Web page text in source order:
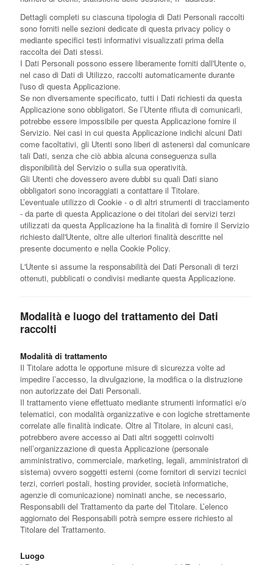
Dettagli completi su ciascuna tipologia di Dati Personali raccolti
sono forniti nelle sezioni dedicate di questa privacy policy o
mediante specifici testi informativi visualizzati prima della
raccolta dei Dati stessi.
I Dati Personali possono essere liberamente forniti dall'Utente o,
nel caso di Dati di Utilizzo, raccolti automaticamente durante
l'uso di questa Applicazione.
Se non diversamente specificato, tutti i Dati richiesti da questa
Applicazione sono obbligatori. Se l’Utente rifiuta di comunicarli,
potrebbe essere impossibile per questa Applicazione fornire il
Servizio. Nei casi in cui questa Applicazione indichi alcuni Dati
come facoltativi, gli Utenti sono liberi di astenersi dal comunicare
tali Dati, senza che ciò abbia alcuna conseguenza sulla
disponibilità del Servizio o sulla sua operatività.
Gli Utenti che dovessero avere dubbi su quali Dati siano
obbligatori sono incoraggiati a contattare il Titolare.
L’eventuale utilizzo di Cookie - o di altri strumenti di tracciamento
- da parte di questa Applicazione o dei titolari dei servizi terzi
utilizzati da questa Applicazione ha la finalità di fornire il Servizio
richiesto dall'Utente, oltre alle ulteriori finalità descritte nel
presente documento e nella Cookie Policy.
L'Utente si assume la responsabilità dei Dati Personali di terzi
ottenuti, pubblicati o condivisi mediante questa Applicazione.
Modalità e luogo del trattamento dei Dati
raccolti
Modalità di trattamento
Il Titolare adotta le opportune misure di sicurezza volte ad
impedire l’accesso, la divulgazione, la modifica o la distruzione
non autorizzate dei Dati Personali.
Il trattamento viene effettuato mediante strumenti informatici e/o
telematici, con modalità organizzative e con logiche strettamente
correlate alle finalità indicate. Oltre al Titolare, in alcuni casi,
potrebbero avere accesso ai Dati altri soggetti coinvolti
nell’organizzazione di questa Applicazione (personale
amministrativo, commerciale, marketing, legali, amministratori di
sistema) ovvero soggetti esterni (come fornitori di servizi tecnici
terzi, corrieri postali, hosting provider, società informatiche,
agenzie di comunicazione) nominati anche, se necessario,
Responsabili del Trattamento da parte del Titolare. L’elenco
aggiornato dei Responsabili potrà sempre essere richiesto al
Titolare del Trattamento.
Luogo